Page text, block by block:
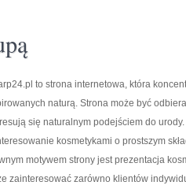
to strona internetowa, która
naturą. Strona może być
się naturalnym podejściem do
kosmetykami o prostszym
motywem strony jest prezentacja
zainteresować zarówno klientów